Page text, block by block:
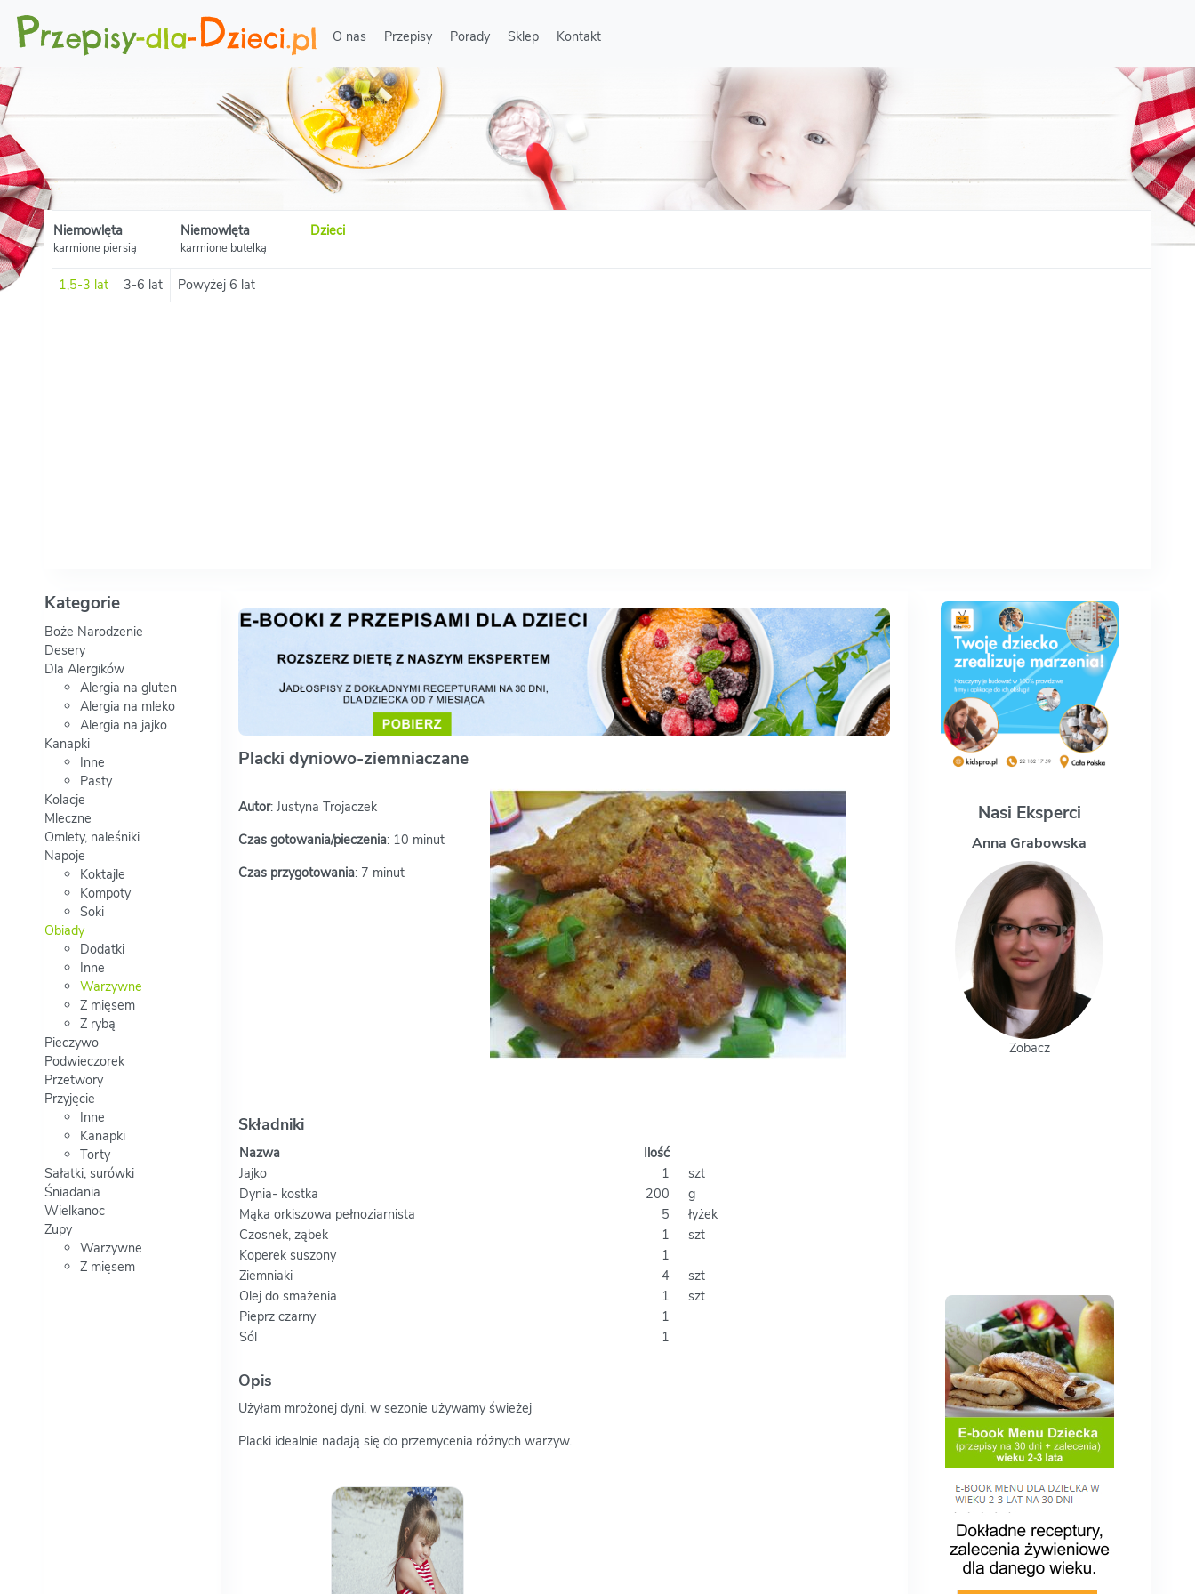
O nas Przepisy Porady Sklep Kontakt
Niemowlęta
karmione piersią
Niemowlęta
karmione butelką
Dzieci
1,5-3 lat 3-6 lat Powyżej 6 lat
Placki dyniowo-ziemniaczane
Autor: Justyna Trojaczek
Czas gotowania/pieczenia: 10 minut
Czas przygotowania: 7 minut
Składniki
Nazwa
Ilość
Jajko
1
szt
Dynia- kostka
200
g
Mąka orkiszowa pełnoziarnista
5
łyżek
Czosnek, ząbek
1
szt
Koperek suszony
1
Ziemniaki
4
szt
Olej do smażenia
1
szt
Pieprz czarny
1
Sól
1
Opis
Użyłam mrożonej dyni, w sezonie używamy świeżej
Placki idealnie nadają się do przemycenia różnych warzyw.
Kategorie
Boże Narodzenie
Desery
Dla Alergików
Alergia na gluten
Alergia na mleko
Alergia na jajko
Kanapki
Inne
Pasty
Kolacje
Mleczne
Omlety, naleśniki
Napoje
Koktajle
Kompoty
Soki
Obiady
Dodatki
Inne
Warzywne
Z mięsem
Z rybą
Pieczywo
Podwieczorek
Przetwory
Przyjęcie
Inne
Kanapki
Torty
Sałatki, surówki
Śniadania
Wielkanoc
Zupy
Warzywne
Z mięsem
Nasi Eksperci
Anna Grabowska